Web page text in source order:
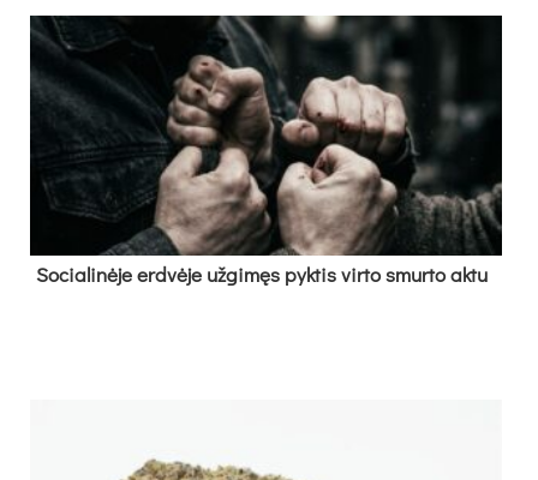
So­cia­li­nė­je erd­vė­je už­gi­męs pyk­tis vir­to smur­to ak­tu